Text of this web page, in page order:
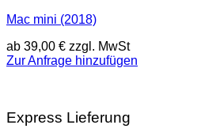
Mac mini (2018)
ab 39,00 € zzgl. MwSt
Zur Anfrage hinzufügen
Express Lieferung